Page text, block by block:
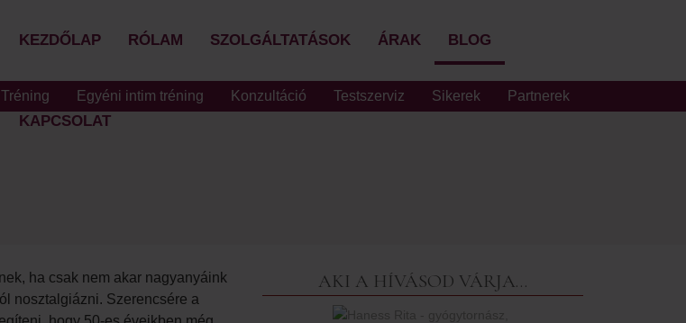
KEZDŐLAP RÓLAM SZOLGÁLTATÁSOK ÁRAK BLOG
KAPCSOLAT
Egyéni intim tréning Konzultáció Testszerviz Sikerek Partnerek
ha csak nem akar nagyanyáink
nosztalgiázni. Szerencsére a
AKI A HÍVÁSOD VÁRJA…